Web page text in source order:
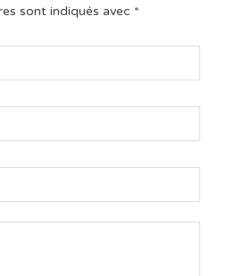
sont indiqués avec *